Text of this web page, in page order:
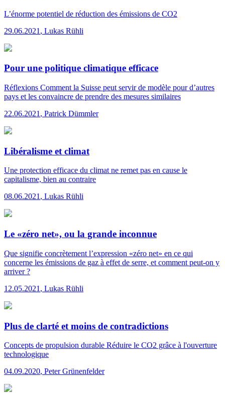
L’énorme potentiel de réduction des émissions de CO2
29.06.2021 , Lukas Rühli
Pour une politique climatique efficace
Réflexions Comment la Suisse peut servir de modèle pour d’autres
pays et les convaincre de prendre des mesures similaires
22.06.2021 , Patrick Dümmler
Libéralisme et climat
Une protection efficace du climat ne remet pas en cause le
capitalisme, bien au contraire
08.06.2021 , Lukas Rühli
Le «zéro net», ou la grande inconnue
Que signifie concrètement l’expression «zéro net» en ce qui
concerne les émissions de gaz à effet de serre, et comment peut-on y
arriver ?
12.05.2021 , Lukas Rühli
Plus de clarté et moins de contradictions
Concepts de propulsion durable Réduire le CO2 grâce à l'ouverture
technologique
04.09.2020, Peter Grünenfelder